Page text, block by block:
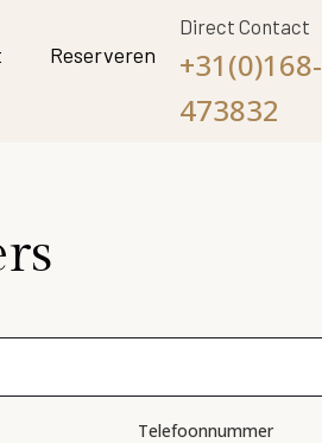
Reserveren
Direct Contact
+31(0)168-
473832
Telefoonnummer